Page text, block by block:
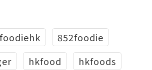
foodiehk
852foodie
hkfood
hkfoods